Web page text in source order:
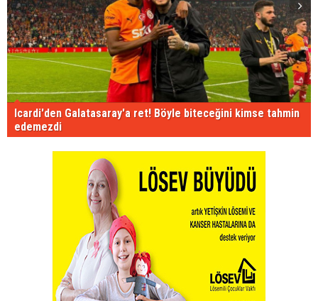
Icardi'den Galatasaray'a ret! Böyle biteceğini kimse tahmin
edemezdi